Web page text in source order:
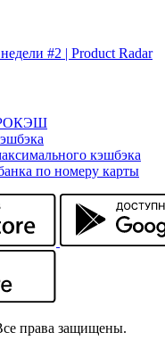
кэшбэка
по номеру карты
права защищены.